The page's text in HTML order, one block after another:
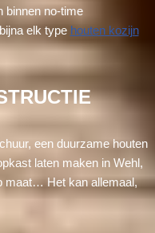
binnen no-time
elk type houten kozijn
een duurzame houten
laten maken in Wehl,
maat… Het kan allemaal,